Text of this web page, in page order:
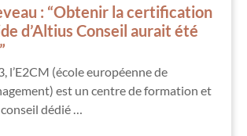
: “Obtenir la certification
d’Altius Conseil aurait été
l’E2CM (école européenne de
est un centre de formation et
dédié …